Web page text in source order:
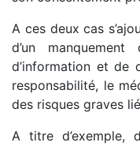
A ces deux cas
d’un
d’information et de
responsabilité, le
des risques graves
A titre d’exemple,